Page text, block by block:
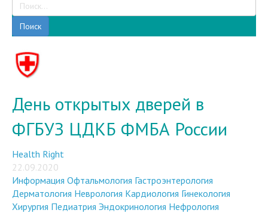
ФГБУЗ ЦДКБ ФМБА России
22.09.2020
Информация
Дерматология Неврология Кардиология Гинекология
Хирургия Педиатрия Эндокринология Нефрология
Аллергология Неврология Логопедия